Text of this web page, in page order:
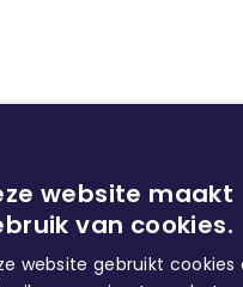
website maakt
van cookies.
website gebruikt cookies